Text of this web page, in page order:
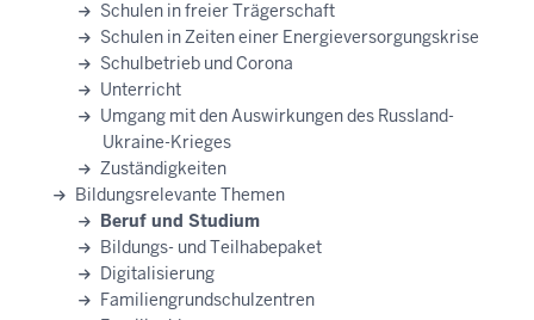
Schulen in freier Trägerschaft
Schulen in Zeiten einer Energieversorgungskrise
Schulbetrieb und Corona
Unterricht
Umgang mit den Auswirkungen des Russland-
Ukraine-Krieges
Zuständigkeiten
Bildungsrelevante Themen
Beruf und Studium
Bildungs- und Teilhabepaket
Digitalisierung
Familiengrundschulzentren